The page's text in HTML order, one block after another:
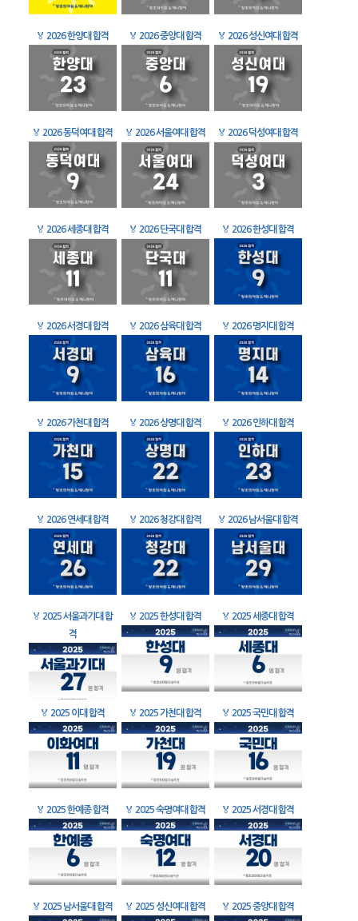
🏅 2026 한양대 합격 🏅 2026 중앙대 합격 🏅 2026 성신여대 합격
🏅 2026 동덕여대 합격 🏅 2026 서울여대 합격 🏅 2026 덕성여대 합격
🏅 2026 세종대 합격 🏅 2026 단국대 합격 🏅 2026 한성대 합격
🏅 2026 서경대 합격 🏅 2026 삼육대 합격 🏅 2026 명지대 합격
🏅 2026 가천대 합격 🏅 2026 상명대 합격 🏅 2026 인하대 합격
🏅 2026 연세대 합격 🏅 2026 청강대 합격 🏅 2026 남서울대 합격
🏅 2025 서울과기대 합
격
🏅 2025 한성대 합격 🏅 2025 세종대 합격
🏅 2025 이대 합격 🏅 2025 가천대 합격 🏅 2025 국민대 합격
🏅 2025 한예종 합격 🏅 2025 숙명여대 합격 🏅 2025 서경대 합격
🏅 2025 남서울대 합격 🏅 2025 성신여대 합격 🏅 2025 중앙대 합격